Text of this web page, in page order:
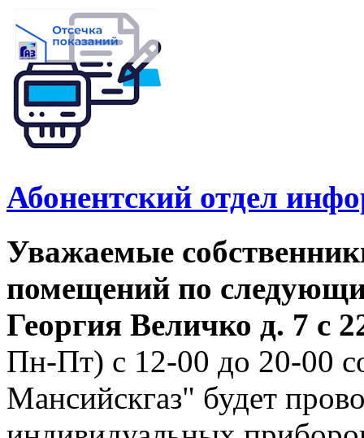
Абонентский отдел
Уважаемые
помещений по
Георгия Величко д. 7 с
Пн-Пт) с 12-00 до 20-00
Мансийскгаз" будет